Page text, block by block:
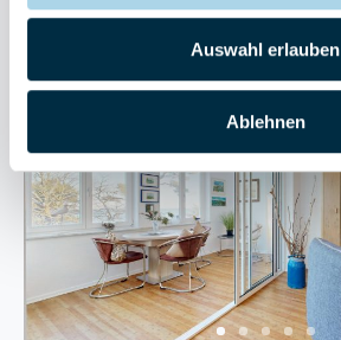
Auswahl erlauben
Ablehnen
4.3 18 Bewertungen